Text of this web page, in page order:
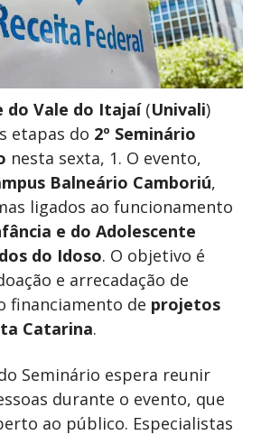
do Vale do Itajaí(Univali)
etapas do 2º Seminário
nesta sexta, 1. O evento,
Balneário Camboriú,
ligados ao funcionamento
e do Adolescente
do Idoso. O objetivo é
e arrecadação de
financiamento de projetos
Catarina.
Seminário espera reunir
durante o evento, que
ao público. Especialistas